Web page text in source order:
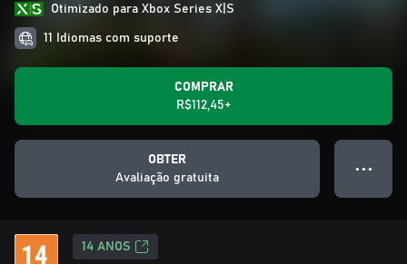
Otimizado para Xbox Series X|S
11 Idiomas com suporte
COMPRAR
R$112,45+
OBTER
Avaliação gratuita
● ● ●
14 ANOS